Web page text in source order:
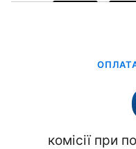
комісії при